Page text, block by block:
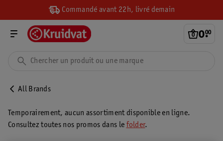
Commandé avant 22h, livré demain
0.
00
All Brands
Temporairement, aucun assortiment disponible en ligne.
Consultez toutes nos promos dans le folder.